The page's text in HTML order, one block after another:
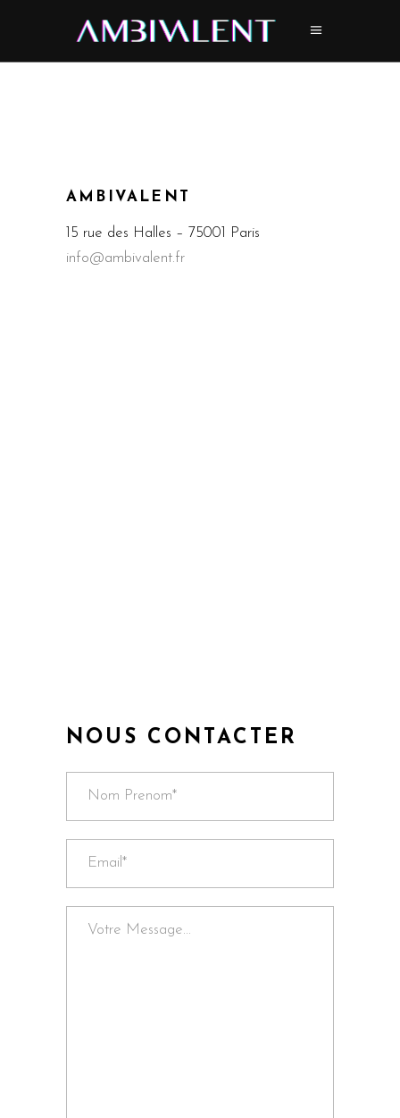
AMBIVALENT
15 rue des Halles – 75001 Paris
info@ambivalent.fr
NOUS CONTACTER